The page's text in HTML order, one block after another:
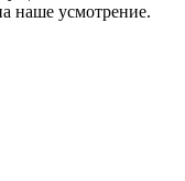
наше усмотрение.